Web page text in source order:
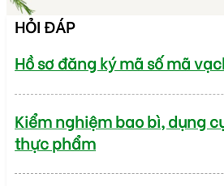
HỎI ĐÁP
Hồ sơ đăng ký mã số mã
Kiểm nghiệm bao bì, dụng
thực phẩm